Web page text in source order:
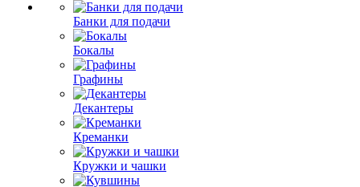
Банки для подачи
Бокалы
Графины
Декантеры
Креманки
Кружки и чашки